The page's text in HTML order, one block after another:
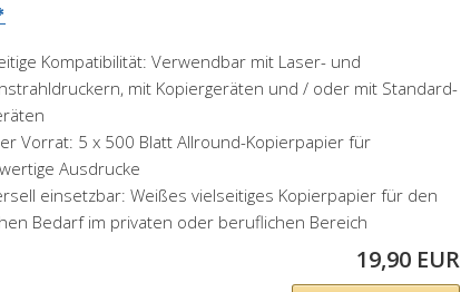
Kompatibilität: Verwendbar mit Laser- und
mit Kopiergeräten und / oder mit Standard-
Vorrat: 5 x 500 Blatt Allround-Kopierpapier für
Ausdrucke
einsetzbar: Weißes vielseitiges Kopierpapier für den
Bedarf im privaten oder beruflichen Bereich
19,90 EUR